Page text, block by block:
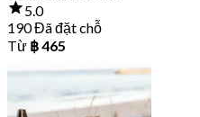
5.0
190 Đã đặt chỗ
Từ ฿ 465